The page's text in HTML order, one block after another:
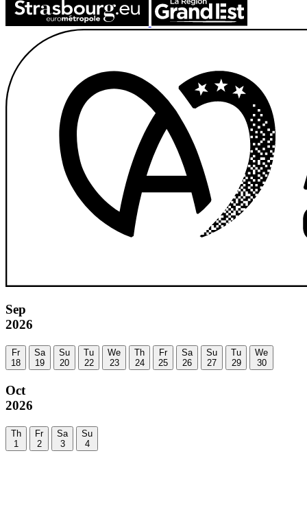
Sep
2026
Fr
18
Sa
19
Su
20
Tu
22
We
23
Th
24
Fr
25
Sa
26
Su
27
Tu
29
We
30
Oct
2026
Th
1
Fr
2
Sa
3
Su
4